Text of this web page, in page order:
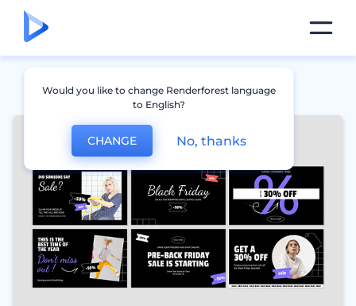
Would you like to change Renderforest language
to English?
CHANGE No, thanks